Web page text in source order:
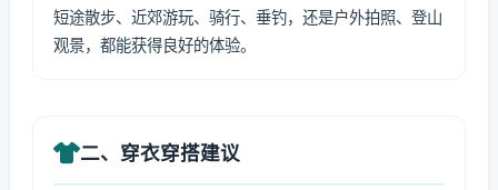
短途散步、近郊游玩、骑行、垂钓，还是户外拍照、登山
观景，都能获得良好的体验。
二、穿衣穿搭建议